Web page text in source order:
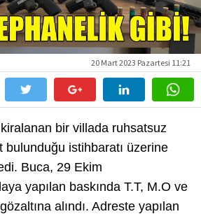
20 Mart 2023 Pazartesi 11:21
bir villada ruhsatsuz
bulunduğu istihbaratı üzerine
Buca, 29 Ekim
yapılan baskında T.T, M.O ve
alındı. Adreste yapılan